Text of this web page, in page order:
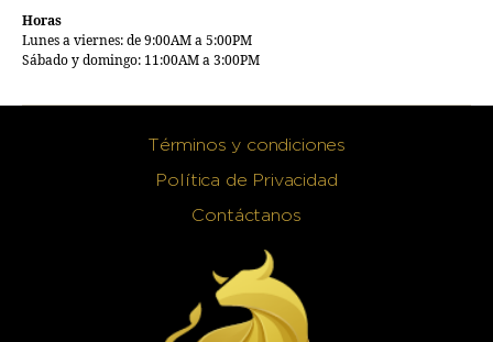
Horas
Lunes a viernes: de 9:00AM a 5:00PM
Sábado y domingo: 11:00AM a 3:00PM
Términos y condiciones
Política de Privacidad
Contáctanos